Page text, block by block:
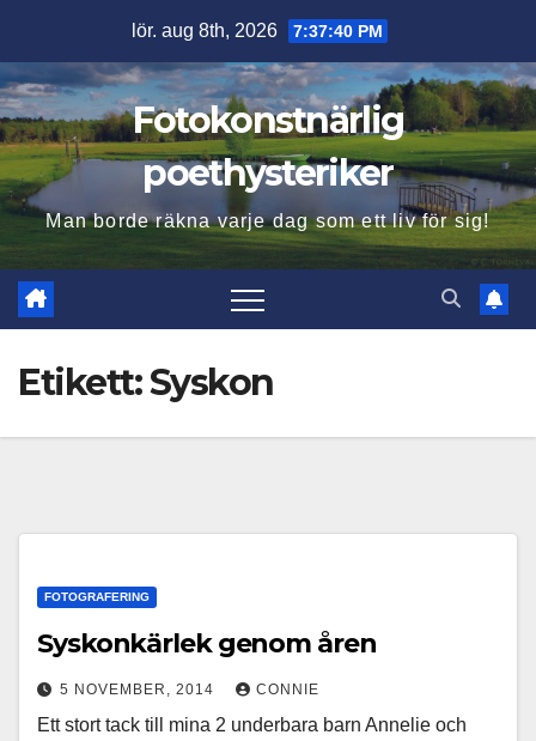
innehåll
lör. aug 8th, 2026 7:37:41 PM
Fotokonstnärlig
poethysteriker
Man borde räkna varje dag som ett liv för sig!
Etikett:Syskon
FOTOGRAFERING
Syskonkärlek genom åren
5 NOVEMBER, 2014 CONNIE
Ett stort tack till mina 2 underbara barn Annelie och